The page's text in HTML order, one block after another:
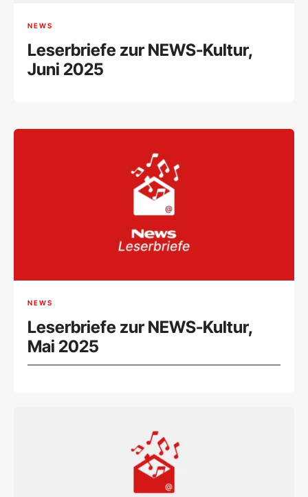
NEWS
Leserbriefe zur NEWS-Kultur,
Juni 2025
NEWS
Leserbriefe zur NEWS-Kultur,
Mai 2025